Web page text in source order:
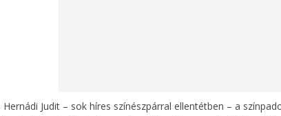
Hernádi Judit – sok híres színészpárral ellentétben – a